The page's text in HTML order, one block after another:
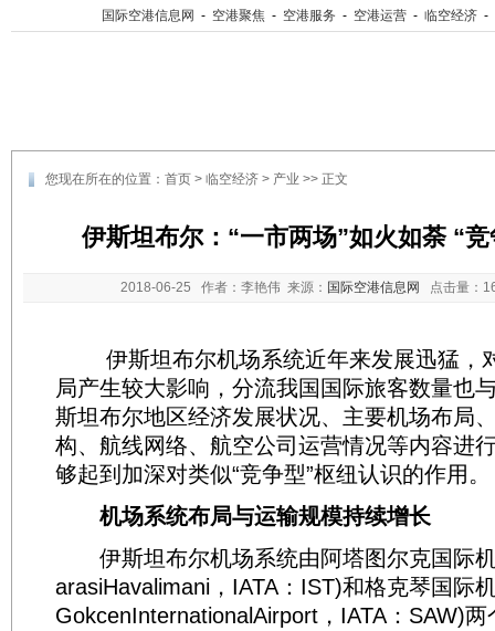
国际空港信息网 - 空港聚焦 - 空港服务 - 空港运营 - 临空经济 -
您现在所在的位置： 首页 > 临空经济 > 产业 >> 正文
伊斯坦布尔：“一市两场”如火如荼 “
2018-06-25 作者：李艳伟 来源： 国际空港信息网 点击量：
伊斯坦布尔机场系统近年来发展迅猛，
局产生较大影响，分流我国国际旅客数量也
斯坦布尔地区经济发展状况、主要机场布局
构、航线网络、航空公司运营情况等内容进
够起到加深对类似“竞争型”枢纽认识的作用。
机场系统布局与运输规模持续增长
伊斯坦布尔机场系统由阿塔图尔克国际
arasiHavalimani，IATA：IST)和格克琴国际
GokcenInternationalAirport，IATA：SAW)